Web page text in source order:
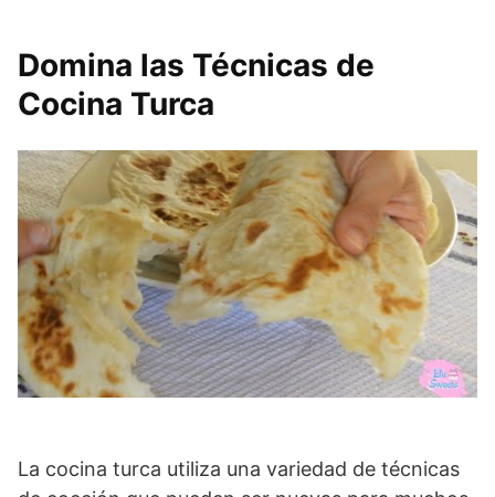
Domina las Técnicas de
Cocina Turca
La cocina turca utiliza una variedad de técnicas